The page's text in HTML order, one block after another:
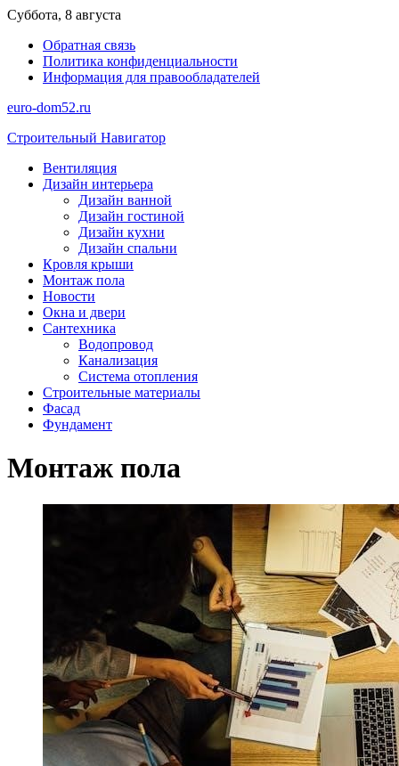
Перейти
содержимому
Суббота, 8 августа
Обратная связь
Политика конфиденциальности
Информация для правообладателей
euro-dom52.ru
Строительный Навигатор
Вентиляция
Дизайн интерьера
Дизайн ванной
Дизайн гостиной
Дизайн кухни
Дизайн спальни
Кровля крыши
Монтаж пола
Новости
Окна и двери
Сантехника
Водопровод
Канализация
Система отопления
Строительные материалы
Фасад
Фундамент
Монтаж пола